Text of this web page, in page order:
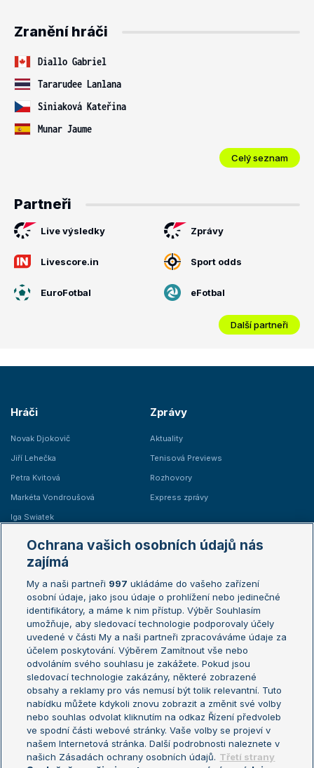
Zranění hráči
Diallo Gabriel
Tararudee Lanlana
Siniaková Kateřina
Munar Jaume
Celý seznam
Partneři
Live výsledky Zprávy
Livescore.in Sport odds
EuroFotbal eFotbal
Další partneři
Hráči
Novak Djokovič
Jiří Lehečka
Petra Kvitová
Markéta Vondroušová
Iga Swiatek
Zprávy
Aktuality
Tenisová Previews
Rozhovory
Express zprávy
Žebříčky
Žebříček ATP (muži)
Žebříček WTA (ženy)
Sázkařský žebříček
Australian Open
French Open
Wimbledon
US Open
Turnaj mistrů
Turnaj mistryň
Aktualní trendy
Fotbalové přestupy
Livesport Daily
Ochrana vašich osobních údajů nás
zajímá
My a naši partneři 997 ukládáme do vašeho zařízení
osobní údaje, jako jsou údaje o prohlížení nebo jedinečné
identifikátory, a máme k nim přístup. Výběr Souhlasím
umožňuje, aby sledovací technologie podporovaly účely
uvedené v části My a naši partneři zpracováváme údaje za
účelem poskytování. Výběrem Zamítnout vše nebo
odvoláním svého souhlasu je zakážete. Pokud jsou
sledovací technologie zakázány, některé zobrazené
obsahy a reklamy pro vás nemusí být tolik relevantní. Tuto
nabídku můžete kdykoli znovu zobrazit a změnit své volby
nebo souhlas odvolat kliknutím na odkaz Řízení předvoleb
ve spodní části webové stránky. Vaše volby se projeví v
našem Internetová stránka. Další podrobnosti naleznete v
našich Zásadách ochrany osobních údajů. Třetí strany